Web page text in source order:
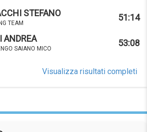
STEFANO
TEAM
51:14
ANDREA
SAIANO MICO
53:08
Visualizza risultati completi